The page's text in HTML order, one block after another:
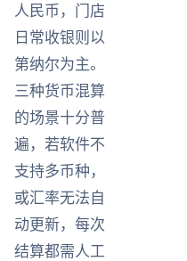
人民币，门店
日常收银则以
第纳尔为主。
三种货币混算
的场景十分普
遍，若软件不
支持多币种，
或汇率无法自
动更新，每次
结算都需人工